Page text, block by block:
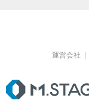
運営会社 |